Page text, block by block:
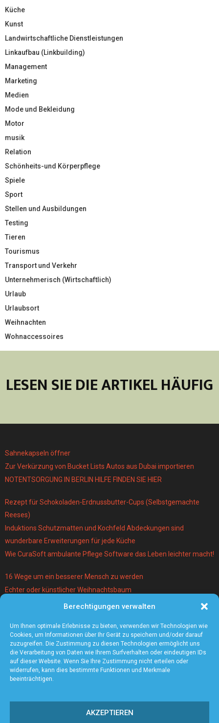
Berechtigungen verwalten
Um Ihnen optimale Erlebnisse zu bieten, verwenden wir Technologien wie
Cookies, um Informationen über Ihr Gerät zu speichern und/oder darauf
zuzugreifen. Die Zustimmung zu diesen Technologien ermöglicht uns
die Verarbeitung von Daten wie Ihrem Surfverhalten oder eindeutigen IDs
auf dieser Website. Wenn Sie Ihre Zustimmung nicht erteilen oder
widerrufen, kann dies bestimmte Funktionen und Merkmale
beeinträchtigen.
AKZEPTIEREN
Küche
Kunst
Landwirtschaftliche Dienstleistungen
Linkaufbau (Linkbuilding)
Management
Marketing
Medien
Mode und Bekleidung
Motor
musik
Relation
Schönheits-und Körperpflege
Spiele
Sport
Stellen und Ausbildungen
Testing
Tieren
Tourismus
Transport und Verkehr
Unternehmerisch (Wirtschaftlich)
Urlaub
Urlaubsort
Weihnachten
Wohnaccessoires
LESEN SIE DIE ARTIKEL HÄUFIG
Sahnekapseln öffner
Zur Verkürzung von Bucket Lists Autos aus Dubai importieren
NOTENTSORGUNG IN BERLIN HILFE FINDEN SIE HIER
Rezept für Schokoladen-Erdnussbutter-Cups (Selbstgemachte
Reeses)
Induktions Schutzmatten und Kochfeld Abdeckungen sind
wunderbare Erweiterungen für jede Küche
Wie CuraSoft ambulante Pflege Software das Leben leichter macht!
16 Wege um ein besserer Mensch zu werden
Echter oder künstlicher Weihnachtsbaum
Warum lohnt es sich einen Magier und Mentalist zu buchen?
Die 5 angesagtesten Schmuck-Trends 2021